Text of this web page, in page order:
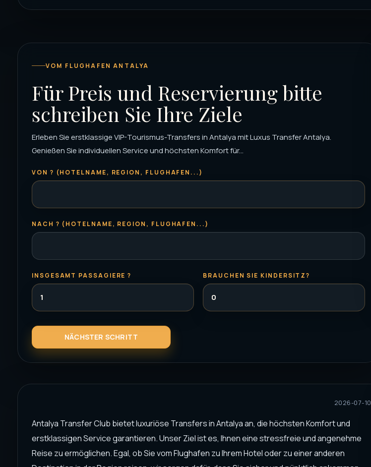
VOM FLUGHAFEN ANTALYA
Für Preis und Reservierung bitte
schreiben Sie Ihre Ziele
Erleben Sie erstklassige VIP-Tourismus-Transfers in Antalya mit Luxus Transfer Antalya.
Genießen Sie individuellen Service und höchsten Komfort für...
VON ? (HOTELNAME, REGION, FLUGHAFEN...)
NACH ? (HOTELNAME, REGION, FLUGHAFEN...)
INSGESAMT PASSAGIERE ? BRAUCHEN SIE KINDERSITZ?
2026-07-10
Antalya Transfer Club bietet luxuriöse Transfers in Antalya an, die höchsten Komfort und
erstklassigen Service garantieren. Unser Ziel ist es, Ihnen eine stressfreie und angenehme
Reise zu ermöglichen. Egal, ob Sie vom Flughafen zu Ihrem Hotel oder zu einer anderen